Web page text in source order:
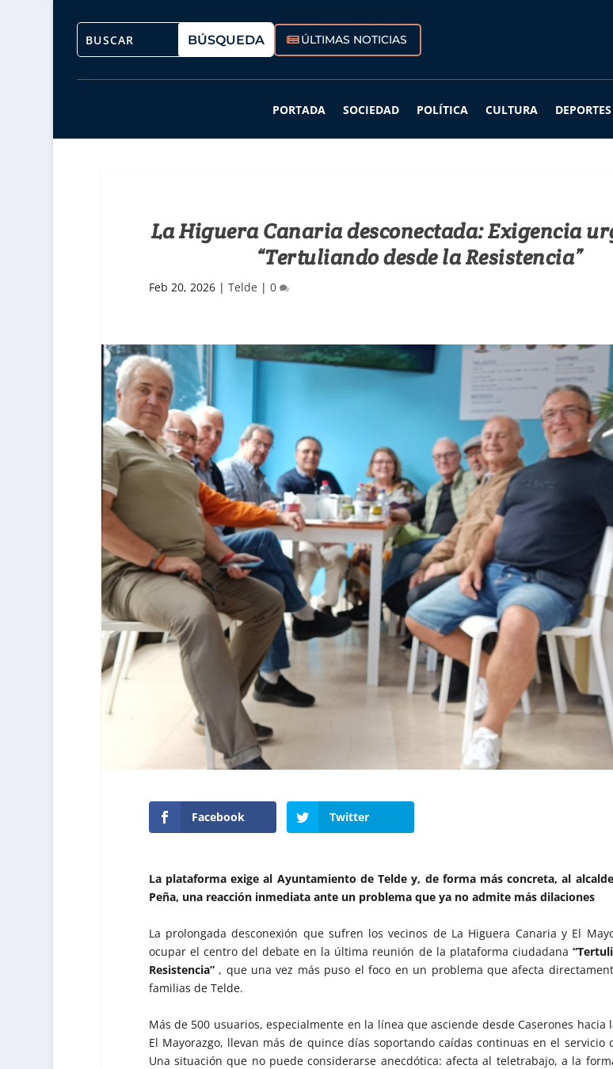
ÚLTIMAS NOTICIAS
PORTADA SOCIEDAD POLÍTICA CULTURA DEPORTES
La Higuera Canaria desconectada: Exigencia
“Tertuliando desde la Resistencia”
Feb 20, 2026| Telde | 0
Facebook Twitter
La plataforma exige al Ayuntamiento de Telde y, de forma más concreta, al
Peña, una reacción inmediata ante un problema que ya no admite más dilaciones
La prolongada desconexión que sufren los vecinos de La Higuera Canaria y El
ocupar el centro del debate en la última reunión de la plataforma ciudadana
Resistencia”, que una vez más puso el foco en un problema que afecta
familias de Telde.
Más de 500 usuarios, especialmente en la línea que asciende desde Caserones hacia
El Mayorazgo, llevan más de quince días soportando caídas continuas en el servicio
Una situación que no puede considerarse anecdótica: afecta al teletrabajo, a la